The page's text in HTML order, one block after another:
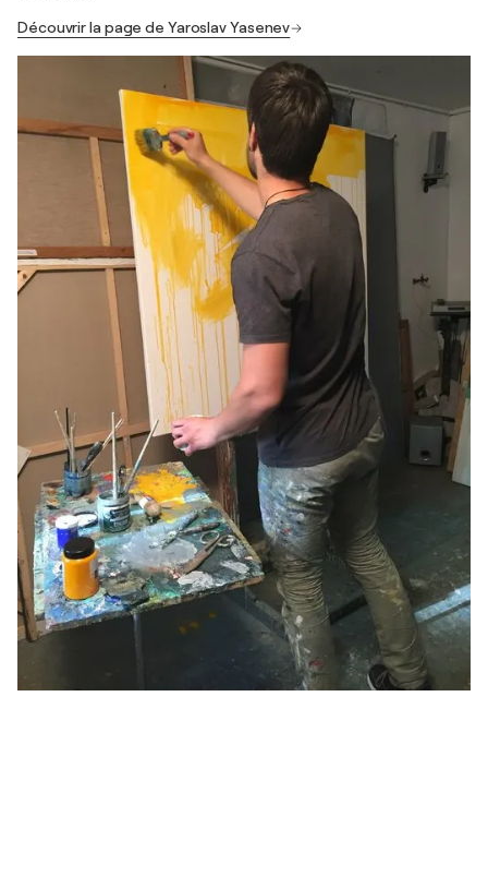
Découvrir la page de Yaroslav Yasenev